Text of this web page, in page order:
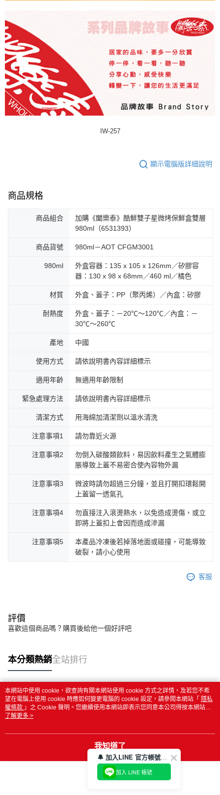
IW-257
顯示電腦版詳細說明
商品規格
商品組合
加購《闔樂泰》酷鮮雙子星微烤保鮮盒雙層
980ml（6531393）
商品貨號 980ml－AOT CFGM3001
980ml
外盒容器：135 x 105 x 126mm／矽膠容
器：130 x 98 x 68mm／460 ml／橘色
材質 外盒、蓋子：PP（聚丙烯）／內盒：矽膠
耐熱度
外盒、蓋子：－20℃～120℃／內盒：－
30℃～260℃
產地 中國
使用方式 請依說明書內容詳細標示
適用年齡 無適用年齡限制
緊急處理方法 請依說明書內容詳細標示
清潔方式 用海綿加清潔劑以溫水清洗
注意事項1 請勿靠近火源
注意事項2
勿倒入碳酸類飲料，易因飲料產生之氣體膨
脹導致上蓋不易密合使內容物外漏
注意事項3
微波時請勿超過三分鐘，並且打開扣環鬆開
上蓋留一透氣孔
注意事項4
勿直接注入滾燙熱水，以免造成燙傷，或立
即將上蓋扣上會因而造成滲漏
注意事項5
本產品冷凍後若掉落地面或碰撞，可能導致
破裂，請小心使用
客服
評價
喜歡這個商品嗎？購買後給他一個好評吧
本分類熱銷全站排行
熱門標籤
本網站中使用 cookie，欲查詢有關本網站使用 cookie 方式之詳情，及若您不希
望在電腦上使用 cookie 時應如何變更電腦的 cookie 設定，請參閱本網站「 隱私
權條款 」之 Cookie 聲明。您繼續使用本網站即表示您同意本公司得按本網站使
用條款之 Cookie 聲明使用 cookie。
了解更多 >
我知道了
🔔 加入LINE 官方帳號，領取$100折價券！
加入 LINE 帳號